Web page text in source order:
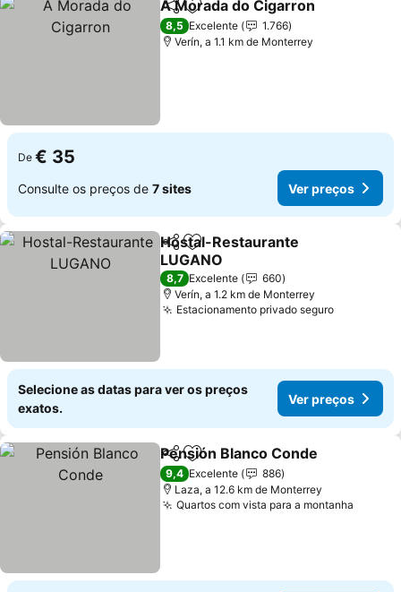
PartilharAdicionar aos favoritos
A Morada do Cigarron
8,5 Excelente
1.766
Verín, a 1.1 km de Monterrey
De € 35
Consulte os preços de 7 sites Ver preços
PartilharAdicionar aos favoritos
Hostal-Restaurante
LUGANO
8,7 Excelente
660
Verín, a 1.2 km de Monterrey
Estacionamento privado seguro
Selecione as datas para ver os preços
exatos.
Ver preços
PartilharAdicionar aos favoritos
Pensión Blanco Conde
9,4 Excelente
886
Laza, a 12.6 km de Monterrey
Quartos com vista para a montanha